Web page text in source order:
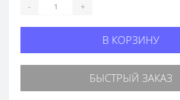
- +
В КОРЗИНУ
БЫСТРЫЙ ЗАКАЗ